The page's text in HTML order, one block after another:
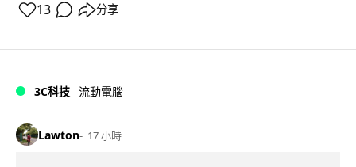
13 分享
3C科技 流動電腦
Lawton 17 小時